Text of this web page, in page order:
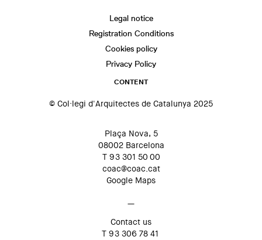
Legal notice
Registration Conditions
Cookies policy
Privacy Policy
CONTENT
© Col·legi d'Arquitectes de Catalunya 2025
Plaça Nova, 5
08002 Barcelona
T 93 301 50 00
coac@coac.cat
Google Maps
—
Contact us
T 93 306 78 41